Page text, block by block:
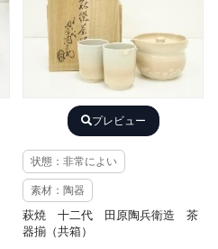
プレビュー
状態：非常によい
素材：陶器
萩焼 十二代 田原陶兵衛造 茶
器揃（共箱）